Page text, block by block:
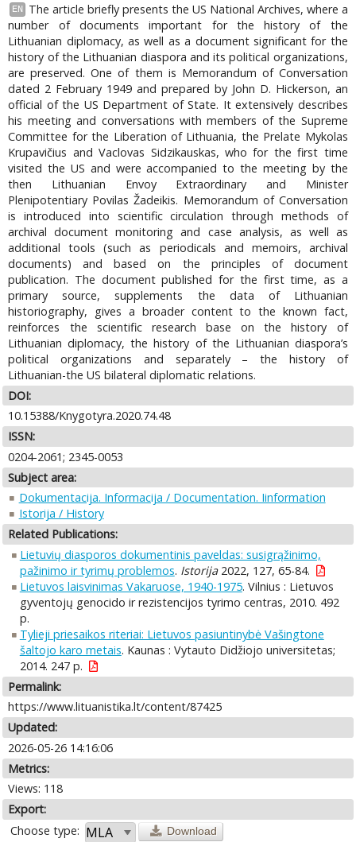
EN
The article briefly presents the US National Archives, where a
number of documents important for the history of the
Lithuanian diplomacy, as well as a document significant for the
history of the Lithuanian diaspora and its political organizations,
are preserved. One of them is Memorandum of Conversation
dated 2 February 1949 and prepared by John D. Hickerson, an
official of the US Department of State. It extensively describes
his meeting and conversations with members of the Supreme
Committee for the Liberation of Lithuania, the Prelate Mykolas
Krupavičius and Vaclovas Sidzikauskas, who for the first time
visited the US and were accompanied to the meeting by the
then Lithuanian Envoy Extraordinary and Minister
Plenipotentiary Povilas Žadeikis. Memorandum of Conversation
is introduced into scientific circulation through methods of
archival document monitoring and case analysis, as well as
additional tools (such as periodicals and memoirs, archival
documents) and based on the principles of document
publication. The document published for the first time, as a
primary source, supplements the data of Lithuanian
historiography, gives a broader content to the known fact,
reinforces the scientific research base on the history of
Lithuanian diplomacy, the history of the Lithuanian diaspora’s
political organizations and separately – the history of
Lithuanian-the US bilateral diplomatic relations.
DOI:
10.15388/Knygotyra.2020.74.48
ISSN:
0204-2061; 2345-0053
Subject area:
Dokumentacija. Informacija / Documentation. Iinformation
Istorija / History
Related Publications:
Lietuvių diasporos dokumentinis paveldas: susigrąžinimo,
pažinimo ir tyrimų problemos. Istorija2022, 127, 65-84.
Lietuvos laisvinimas Vakaruose, 1940-1975. Vilnius : Lietuvos
gyventojų genocido ir rezistencijos tyrimo centras, 2010. 492
p.
Tylieji priesaikos riteriai: Lietuvos pasiuntinybė Vašingtone
šaltojo karo metais. Kaunas : Vytauto Didžiojo universitetas;
2014. 247 p.
Permalink:
https://www.lituanistika.lt/content/87425
Updated:
2026-05-26 14:16:06
Metrics:
Views: 118
Export:
Choose type:
Download